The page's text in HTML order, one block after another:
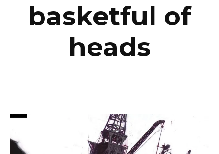
basketful of
heads